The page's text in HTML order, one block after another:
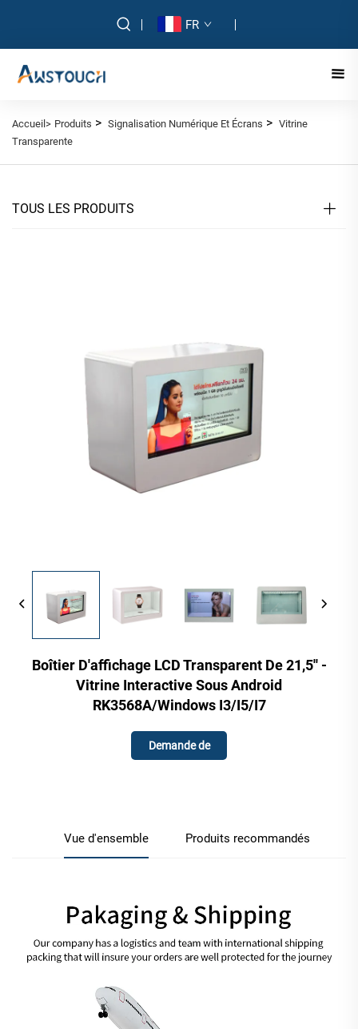
FR
Accueil> Produits > Signalisation Numérique Et Écrans > Vitrine
Transparente
TOUS LES PRODUITS
Boîtier D'affichage LCD Transparent De 21,5'' -
Vitrine Interactive Sous Android
RK3568A/Windows I3/I5/I7
Demande de
Vue d'ensemble Produits recommandés